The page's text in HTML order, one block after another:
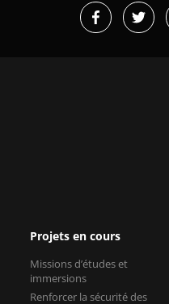
Projets en cours
Missions d’études et
immersions
Renforcer la sécurité des